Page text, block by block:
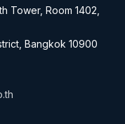
Tower, Room 1402,
Bangkok 10900